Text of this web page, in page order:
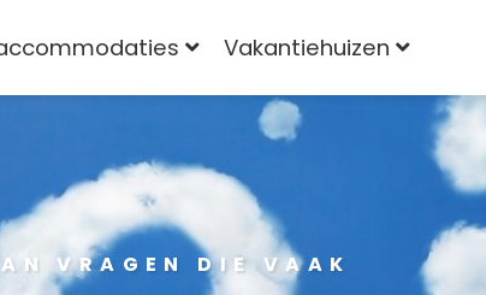
VRAGEN DIE VAAK
Vakantiehuizen